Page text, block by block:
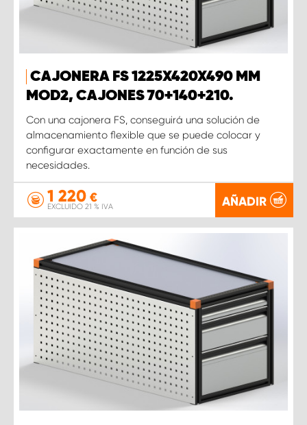
CAJONERA FS 1225X420X490 MM
MOD2, CAJONES 70+140+210.
Con una cajonera FS, conseguirá una solución de
almacenamiento flexible que se puede colocar y
configurar exactamente en función de sus
necesidades.
1 220 €
EXCLUIDO 21 % IVA AÑADIR